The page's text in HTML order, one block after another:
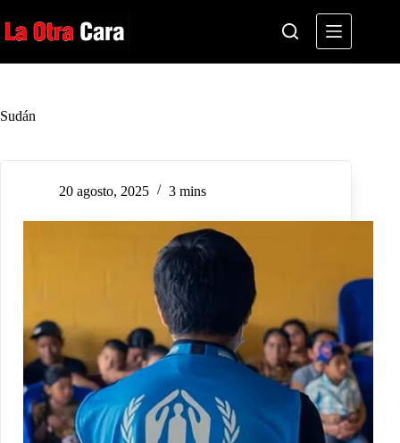
al
contenido
Sudán
20 agosto, 2025 3 mins